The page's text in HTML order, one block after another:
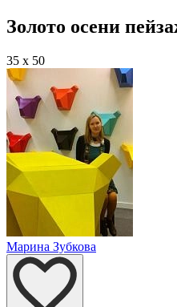
Золото осени
35 x 50
Марина Зубкова